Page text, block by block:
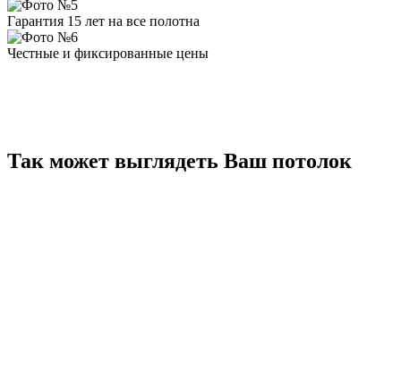
Гарантия 15 лет на все полотна
Честные и фиксированные цены
Так может выглядеть Ваш потолок